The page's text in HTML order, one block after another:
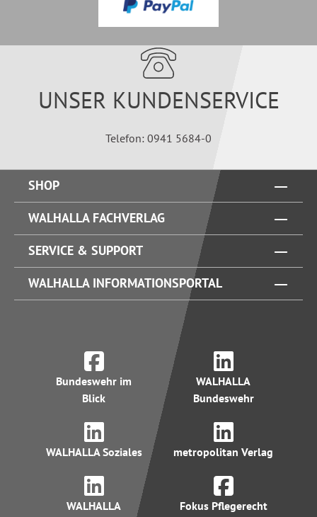
UNSER KUNDENSERVICE
Telefon: 0941 5684-0
SHOP
WALHALLA FACHVERLAG
SERVICE & SUPPORT
WALHALLA INFORMATIONSPORTAL
Bundeswehr im
Blick
WALHALLA
Bundeswehr
WALHALLA Soziales metropolitan Verlag
WALHALLA
Fokus Pflegerecht